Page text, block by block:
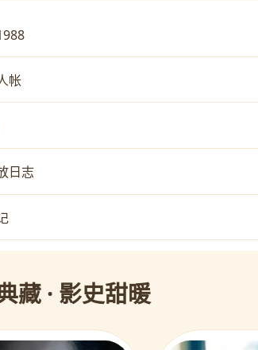
帐
日志
藏 · 影史甜暖